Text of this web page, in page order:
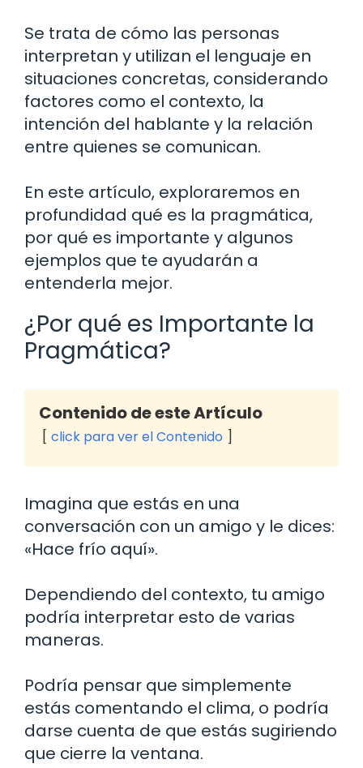
Se trata de cómo las personas
interpretan y utilizan el lenguaje en
situaciones concretas, considerando
factores como el contexto, la
intención del hablante y la relación
entre quienes se comunican.
En este artículo, exploraremos en
profundidad qué es la pragmática,
por qué es importante y algunos
ejemplos que te ayudarán a
entenderla mejor.
¿Por qué es Importante la
Pragmática?
Contenido de este Artículo
click para ver el Contenido
Imagina que estás en una
conversación con un amigo y le dices:
«Hace frío aquí».
Dependiendo del contexto, tu amigo
podría interpretar esto de varias
maneras.
Podría pensar que simplemente
estás comentando el clima, o podría
darse cuenta de que estás sugiriendo
que cierre la ventana.